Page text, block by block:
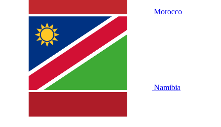
Morocco
Namibia